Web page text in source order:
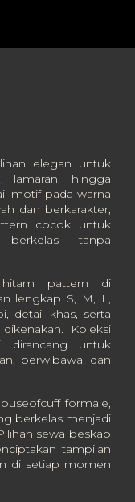
elegan untuk
lamaran, hingga
motif pada warna
dan berkarakter,
cocok untuk
tanpa
hitam pattern di
lengkap S, M, L,
detail khas, serta
Koleksi
untuk
berwibawa, dan
formale,
berkelas menjadi
sewa beskap
tampilan
di setiap momen